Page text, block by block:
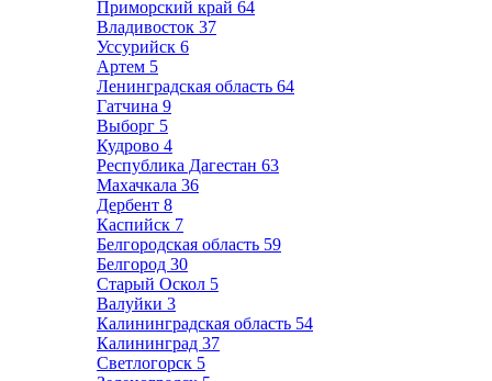
Приморский край 64
Владивосток 37
Уссурийск 6
Артем 5
Ленинградская область 64
Гатчина 9
Выборг 5
Кудрово 4
Республика Дагестан 63
Махачкала 36
Дербент 8
Каспийск 7
Белгородская область 59
Белгород 30
Старый Оскол 5
Валуйки 3
Калининградская область 54
Калининград 37
Светлогорск 5